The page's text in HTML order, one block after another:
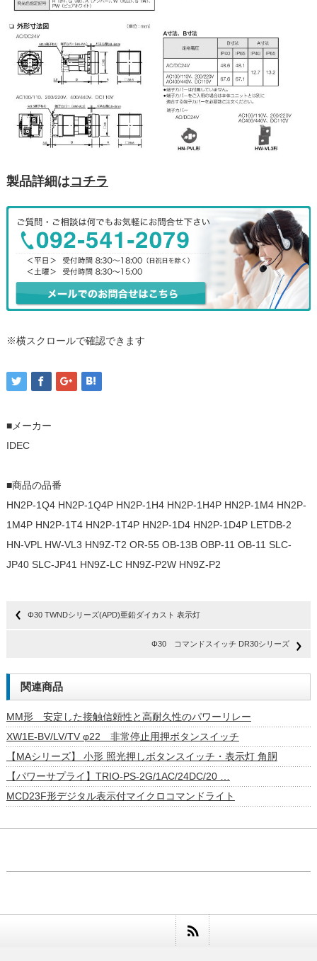
製品詳細はコチラ
※横スクロールで確認できます
■メーカー
IDEC
■商品の品番
HN2P-1Q4 HN2P-1Q4P HN2P-1H4 HN2P-1H4P HN2P-1M4 HN2P-
1M4P HN2P-1T4 HN2P-1T4P HN2P-1D4 HN2P-1D4P LETDB-2
HN-VPL HW-VL3 HN9Z-T2 OR-55 OB-13B OBP-11 OB-11 SLC-
JP40 SLC-JP41 HN9Z-LC HN9Z-P2W HN9Z-P2
Φ30 TWNDシリーズ(APD)亜鉛ダイカスト 表示灯
Φ30 コマンドスイッチ DR30シリーズ
関連商品
MM形 安定した接触信頼性と高耐久性のパワーリレー
XW1E-BV/LV/TV φ22 非常停止用押ボタンスイッチ
【MAシリーズ】 小形 照光押しボタンスイッチ・表示灯 角胴
【パワーサプライ】TRIO-PS-2G/1AC/24DC/20 …
MCD23F形デジタル表示付マイクロコマンドライト